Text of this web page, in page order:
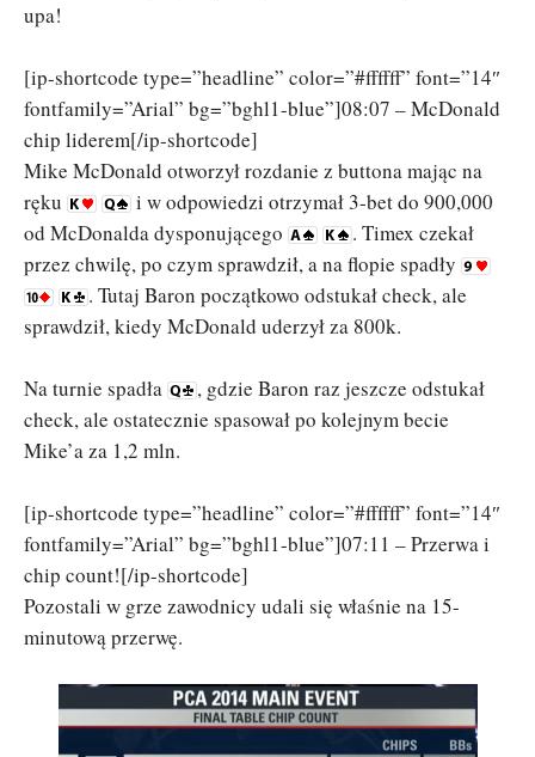
upa!
[ip-shortcode type=”headline” color=”#ffffff” font=”14″
fontfamily=”Arial” bg=”bghl1-blue”]08:07 – McDonald
chip liderem[/ip-shortcode]
Mike McDonald otworzył rozdanie z buttona mając na
ręku
i w odpowiedzi otrzymał 3-bet do 900,000
od McDonalda dysponującego
. Timex czekał
przez chwilę, po czym sprawdził, a na flopie spadły
. Tutaj Baron początkowo odstukał check, ale
sprawdził, kiedy McDonald uderzył za 800k.
Na turnie spadła
, gdzie Baron raz jeszcze odstukał
check, ale ostatecznie spasował po kolejnym becie
Mike’a za 1,2 mln.
[ip-shortcode type=”headline” color=”#ffffff” font=”14″
fontfamily=”Arial” bg=”bghl1-blue”]07:11 – Przerwa i
chip count![/ip-shortcode]
Pozostali w grze zawodnicy udali się właśnie na 15-
minutową przerwę.